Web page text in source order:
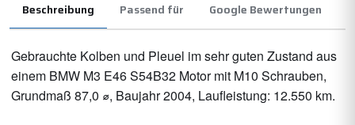
Beschreibung Passend für Google Bewertungen
Gebrauchte Kolben und Pleuel im sehr guten Zustand aus
einem BMW M3 E46 S54B32 Motor mit M10 Schrauben,
Grundmaß 87,0 ⌀, Baujahr 2004, Laufleistung: 12.550 km.